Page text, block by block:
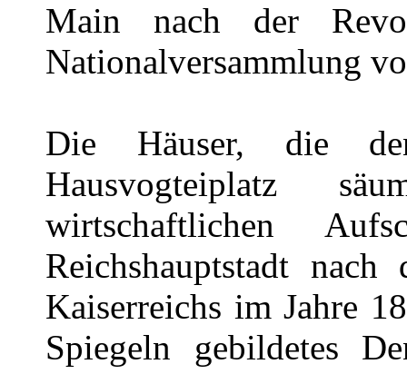
Main nach der
Nationalversammlung
Die Häuser, die
Hausvogteiplatz
wirtschaftlichen
Reichshauptstadt
Kaiserreichs im Jahre
Spiegeln gebildetes